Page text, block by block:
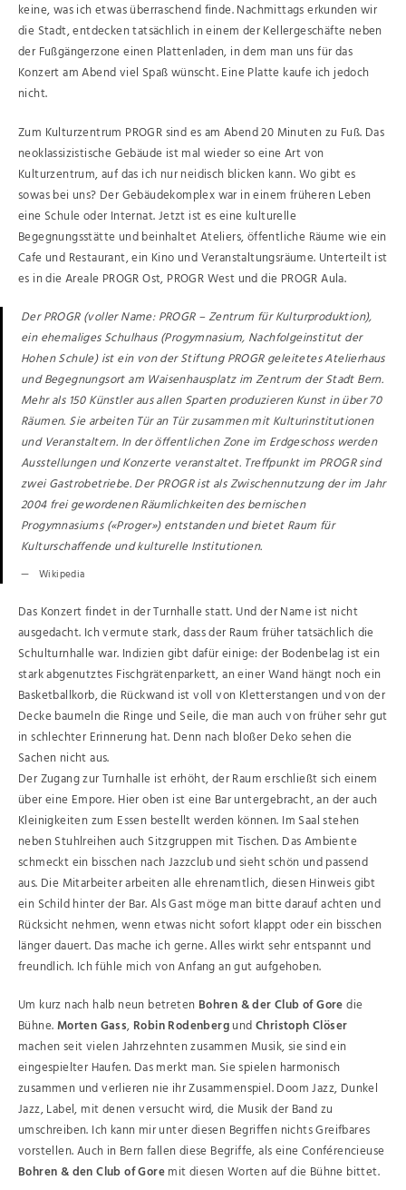
keine, was ich etwas überraschend finde. Nachmittags erkunden wir
die Stadt, entdecken tatsächlich in einem der Kellergeschäfte neben
der Fußgängerzone einen Plattenladen, in dem man uns für das
Konzert am Abend viel Spaß wünscht. Eine Platte kaufe ich jedoch
nicht.
Zum Kulturzentrum PROGR sind es am Abend 20 Minuten zu Fuß. Das
neoklassizistische Gebäude ist mal wieder so eine Art von
Kulturzentrum, auf das ich nur neidisch blicken kann. Wo gibt es
sowas bei uns? Der Gebäudekomplex war in einem früheren Leben
eine Schule oder Internat. Jetzt ist es eine kulturelle
Begegnungsstätte und beinhaltet Ateliers, öffentliche Räume wie ein
Cafe und Restaurant, ein Kino und Veranstaltungsräume. Unterteilt ist
es in die Areale PROGR Ost, PROGR West und die PROGR Aula.
Der PROGR (voller Name: PROGR – Zentrum für Kulturproduktion),
ein ehemaliges Schulhaus (Progymnasium, Nachfolgeinstitut der
Hohen Schule) ist ein von der Stiftung PROGR geleitetes Atelierhaus
und Begegnungsort am Waisenhausplatz im Zentrum der Stadt Bern.
Mehr als 150 Künstler aus allen Sparten produzieren Kunst in über 70
Räumen. Sie arbeiten Tür an Tür zusammen mit Kulturinstitutionen
und Veranstaltern. In der öffentlichen Zone im Erdgeschoss werden
Ausstellungen und Konzerte veranstaltet. Treffpunkt im PROGR sind
zwei Gastrobetriebe. Der PROGR ist als Zwischennutzung der im Jahr
2004 frei gewordenen Räumlichkeiten des bernischen
Progymnasiums («Proger») entstanden und bietet Raum für
Kulturschaffende und kulturelle Institutionen.
Wikipedia
Das Konzert findet in der Turnhalle statt. Und der Name ist nicht
ausgedacht. Ich vermute stark, dass der Raum früher tatsächlich die
Schulturnhalle war. Indizien gibt dafür einige: der Bodenbelag ist ein
stark abgenutztes Fischgrätenparkett, an einer Wand hängt noch ein
Basketballkorb, die Rückwand ist voll von Kletterstangen und von der
Decke baumeln die Ringe und Seile, die man auch von früher sehr gut
in schlechter Erinnerung hat. Denn nach bloßer Deko sehen die
Sachen nicht aus.
Der Zugang zur Turnhalle ist erhöht, der Raum erschließt sich einem
über eine Empore. Hier oben ist eine Bar untergebracht, an der auch
Kleinigkeiten zum Essen bestellt werden können. Im Saal stehen
neben Stuhlreihen auch Sitzgruppen mit Tischen. Das Ambiente
schmeckt ein bisschen nach Jazzclub und sieht schön und passend
aus. Die Mitarbeiter arbeiten alle ehrenamtlich, diesen Hinweis gibt
ein Schild hinter der Bar. Als Gast möge man bitte darauf achten und
Rücksicht nehmen, wenn etwas nicht sofort klappt oder ein bisschen
länger dauert. Das mache ich gerne. Alles wirkt sehr entspannt und
freundlich. Ich fühle mich von Anfang an gut aufgehoben.
Um kurz nach halb neun betreten Bohren & der Club of Goredie
Bühne.Morten Gass, Robin RodenbergundChristoph Clöser
machen seit vielen Jahrzehnten zusammen Musik, sie sind ein
eingespielter Haufen. Das merkt man. Sie spielen harmonisch
zusammen und verlieren nie ihr Zusammenspiel. Doom Jazz, Dunkel
Jazz, Label, mit denen versucht wird, die Musik der Band zu
umschreiben. Ich kann mir unter diesen Begriffen nichts Greifbares
vorstellen. Auch in Bern fallen diese Begriffe, als eine Conférencieuse
Bohren & den Club of Goremit diesen Worten auf die Bühne bittet.